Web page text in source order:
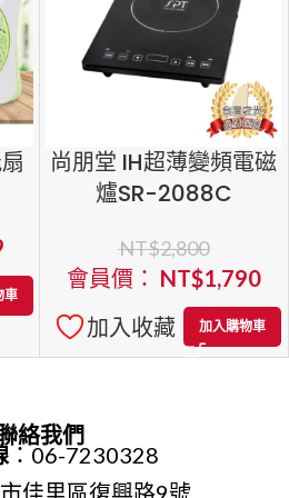
車
尚朋堂 IH超薄變頻電磁
爐SR-2088C
NT$2,800
會員價： NT$1,790
加入收藏
加入購物車
絡我們
：06-7230328